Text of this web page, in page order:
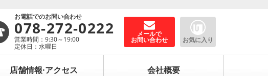
お電話でのお問い合わせ
078-272-0222
営業時間：9:30～19:00
定休日：水曜日
メールで
お問い合わせ お気に入り
店舗情報·アクセス 会社概要